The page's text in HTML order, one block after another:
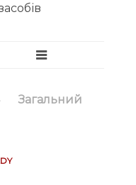
Загальний